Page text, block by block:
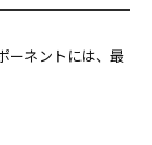
ーネントには、最